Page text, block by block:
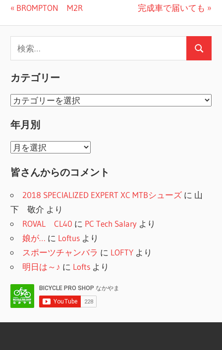
投
稿
ナ
ゲ
ー
シ
ョ
ン
前
投
稿:
BROMPTON M2R
次
投
完成車で届いても
索:
検
カテゴリー
カ
ゴ
リ
年月別
年
別
皆さんからのコメント
2018 SPECIALIZED EXPERT XC MTBシューズ に 山
下 敬介 より
ROVAL CL40 に PC Tech Salary より
娘が… に Loftus より
スポーツチャンバラ に LOFTY より
明日は～♪ に Lofts より